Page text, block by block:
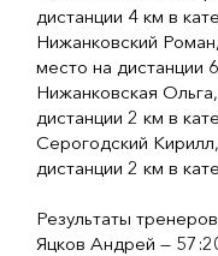
дистанции 4 км в
Нижанковский
место на дистанции
Нижанковская
дистанции 2 км в
Серогодский
дистанции 2 км в
Результаты
Яцков Андрей —